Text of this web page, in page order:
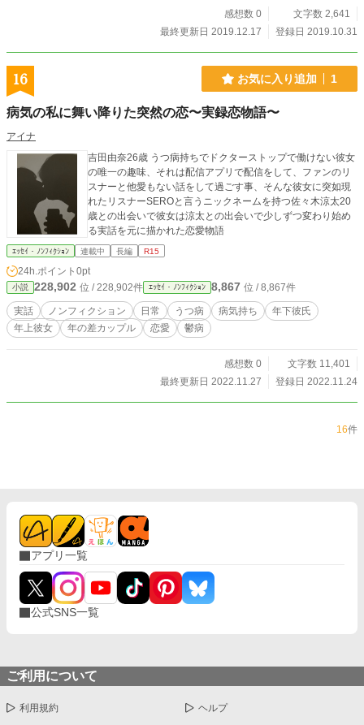
感想数 0
文字数 2,641
最終更新日 2019.12.17
登録日 2019.10.31
16 お気に入り追加 1
病気の私に舞い降りた突然の恋〜実録恋物語〜
アイナ
吉田由奈26歳 うつ病持ちでドクターストップで働けない彼女
の唯一の趣味、それは配信アプリで配信をして、ファンのリ
スナーと他愛もない話をして過ごす事、そんな彼女に突如現
れたリスナーSEROと言うニックネームを持つ佐々木涼太20
歳との出会いで彼女は涼太との出会いで少しずつ変わり始め
る実話を元に描かれた恋愛物語
ｴｯｾｲ・ﾉﾝﾌｨｸｼｮﾝ 連載中 長編 R15
24h.ポイント 0pt
小説 228,902 位 / 228,902件 ｴｯｾｲ・ﾉﾝﾌｨｸｼｮﾝ 8,867 位 / 8,867件
実話 ノンフィクション 日常 うつ病 病気持ち
年下彼氏
年上彼女
年の差カップル 恋愛 鬱病
感想数 0
文字数 11,401
最終更新日 2022.11.27
登録日 2022.11.24
16件
アプリ一覧
公式SNS一覧
ご利用について
利用規約 ヘルプ